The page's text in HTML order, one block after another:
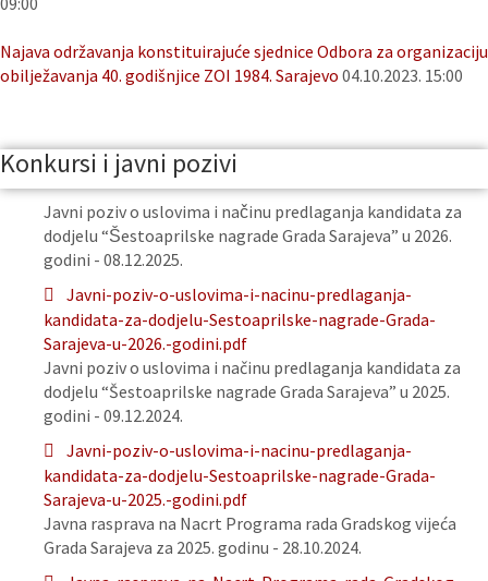
Najava održavanja konstituirajuće sjednice Odbora za organizaciju
obilježavanja 40. godišnjice ZOI 1984. Sarajevo 04.10.2023. 15:00
Konkursi i javni pozivi
Javni poziv o uslovima i načinu predlaganja kandidata za
dodjelu “Šestoaprilske nagrade Grada Sarajeva” u 2026.
godini - 08.12.2025.
Javni-poziv-o-uslovima-i-nacinu-predlaganja-
kandidata-za-dodjelu-Sestoaprilske-nagrade-Grada-
Sarajeva-u-2026.-godini.pdf
Javni poziv o uslovima i načinu predlaganja kandidata za
dodjelu “Šestoaprilske nagrade Grada Sarajeva” u 2025.
godini - 09.12.2024.
Javni-poziv-o-uslovima-i-nacinu-predlaganja-
kandidata-za-dodjelu-Sestoaprilske-nagrade-Grada-
Sarajeva-u-2025.-godini.pdf
Javna rasprava na Nacrt Programa rada Gradskog vijeća
Grada Sarajeva za 2025. godinu - 28.10.2024.